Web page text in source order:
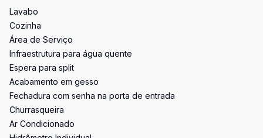
Lavabo
Cozinha
Área de Serviço
Infraestrutura para água quente
Espera para split
Acabamento em gesso
Fechadura com senha na porta de entrada
Churrasqueira
Ar Condicionado